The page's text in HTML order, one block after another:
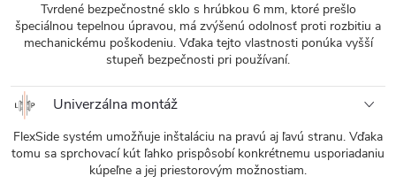
Tvrdené bezpečnostné sklo s hrúbkou 6 mm, ktoré prešlo
špeciálnou tepelnou úpravou, má zvýšenú odolnosť proti rozbitiu a
mechanickému poškodeniu. Vďaka tejto vlastnosti ponúka vyšší
stupeň bezpečnosti pri používaní.
Univerzálna montáž
FlexSide systém umožňuje inštaláciu na pravú aj ľavú stranu. Vďaka
tomu sa sprchovací kút ľahko prispôsobí konkrétnemu usporiadaniu
kúpeľne a jej priestorovým možnostiam.